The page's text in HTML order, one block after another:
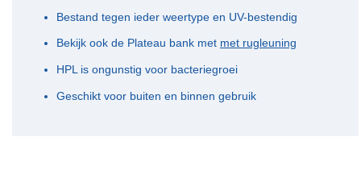
Bestand tegen ieder weertype en UV-bestendig
Bekijk ook de Plateau bank met met rugleuning
HPL is ongunstig voor bacteriegroei
Geschikt voor buiten en binnen gebruik